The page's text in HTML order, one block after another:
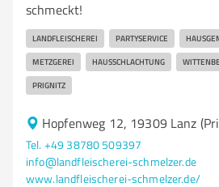
schmeckt!
LANDFLEISCHEREI PARTYSERVICE
METZGEREI HAUSSCHLACHTUNG
PRIGNITZ
Hopfenweg 12, 19309 Lanz
Tel. +49 38780 509397
info@landfleischerei-schmelzer.de
www.landfleischerei-schmelzer.de/